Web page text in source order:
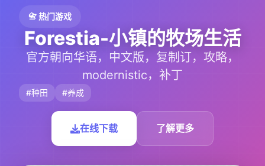
📇 热门游戏
Forestia-小镇的牧场生活
官方朝向华语，中文版，复制订，攻略，
modernistic，补丁
#种田 #养成
在线下载 了解更多